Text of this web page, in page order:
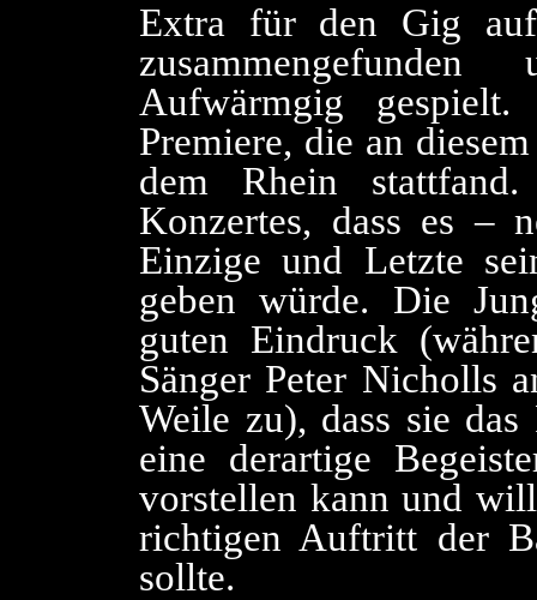
Extra für den Gig
Aufwärmgig
Premiere, die an
dem Rhein
Konzertes, dass es –
Einzige und Letzte
geben würde. Die
guten Eindruck
Sänger Peter Nicholls
Weile zu), dass sie
eine derartige
vorstellen kann und
richtigen Auftritt der
sollte.